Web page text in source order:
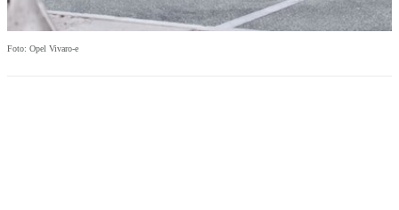
Foto: Opel Vivaro-e